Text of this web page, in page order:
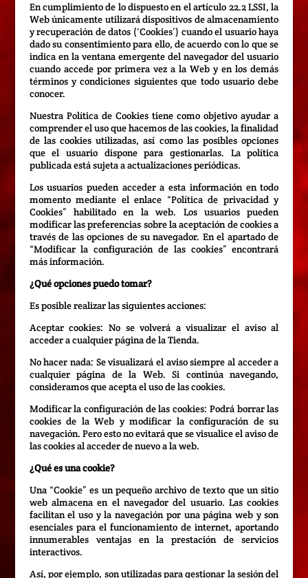
En cumplimiento de lo dispuesto en el artículo 22.2 LSSI, la
Web únicamente utilizará dispositivos de almacenamiento
y recuperación de datos (‘Cookies’) cuando el usuario haya
dado su consentimiento para ello, de acuerdo con lo que se
indica en la ventana emergente del navegador del usuario
cuando accede por primera vez a la Web y en los demás
términos y condiciones siguientes que todo usuario debe
conocer.
Nuestra Política de Cookies tiene como objetivo ayudar a
comprender el uso que hacemos de las cookies, la finalidad
de las cookies utilizadas, así como las posibles opciones
que el usuario dispone para gestionarlas. La política
publicada está sujeta a actualizaciones periódicas.
Los usuarios pueden acceder a esta información en todo
momento mediante el enlace “Política de privacidad y
Cookies” habilitado en la web. Los usuarios pueden
modificar las preferencias sobre la aceptación de cookies a
través de las opciones de su navegador. En el apartado de
“Modificar la configuración de las cookies” encontrará
más información.
¿Qué opciones puedo tomar?
Es posible realizar las siguientes acciones:
Aceptar cookies: No se volverá a visualizar el aviso al
acceder a cualquier página de la Tienda.
No hacer nada: Se visualizará el aviso siempre al acceder a
cualquier página de la Web. Si continúa navegando,
consideramos que acepta el uso de las cookies.
Modificar la configuración de las cookies: Podrá borrar las
cookies de la Web y modificar la configuración de su
navegación. Pero esto no evitará que se visualice el aviso de
las cookies al acceder de nuevo a la web.
¿Qué es una cookie?
Una “Cookie” es un pequeño archivo de texto que un sitio
web almacena en el navegador del usuario. Las cookies
facilitan el uso y la navegación por una página web y son
esenciales para el funcionamiento de internet, aportando
innumerables ventajas en la prestación de servicios
interactivos.
Así, por ejemplo, son utilizadas para gestionar la sesión del